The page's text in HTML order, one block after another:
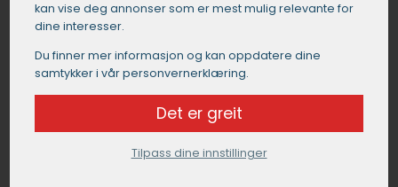
kan vise deg annonser som er mest mulig relevante for
dine interesser.
Du finner mer informasjon og kan oppdatere dine
samtykker i vår personvernerklæring.
Det er greit
Tilpass dine innstillinger